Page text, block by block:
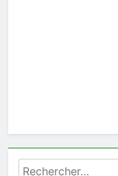
Rechercher :